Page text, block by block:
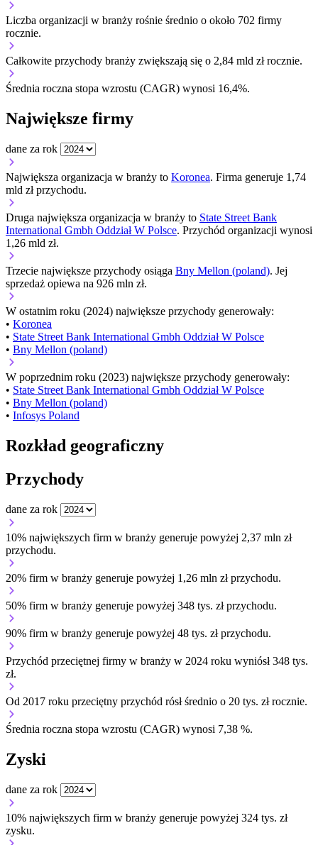
Liczba organizacji w branży rośnie średnio o około 702 firmy
rocznie.
Całkowite przychody branży zwiększają się o 2,84 mld zł rocznie.
Średnia roczna stopa wzrostu (CAGR) wynosi 16,4%.
Największe firmy
dane za rok
Największa organizacja w branży to Koronea. Firma generuje 1,74
mld zł przychodu.
Druga największa organizacja w branży to State Street Bank
International Gmbh Oddział W Polsce. Przychód organizacji wynosi
1,26 mld zł.
Trzecie największe przychody osiąga Bny Mellon (poland). Jej
sprzedaż opiewa na 926 mln zł.
W ostatnim roku (2024) największe przychody generowały:
• Koronea
• State Street Bank International Gmbh Oddział W Polsce
• Bny Mellon (poland)
W poprzednim roku (2023) największe przychody generowały:
• State Street Bank International Gmbh Oddział W Polsce
• Bny Mellon (poland)
• Infosys Poland
Rozkład geograficzny
Przychody
dane za rok
10% największych firm w branży generuje powyżej 2,37 mln zł
przychodu.
20% firm w branży generuje powyżej 1,26 mln zł przychodu.
50% firm w branży generuje powyżej 348 tys. zł przychodu.
90% firm w branży generuje powyżej 48 tys. zł przychodu.
Przychód przeciętnej firmy w branży w 2024 roku wyniósł 348 tys.
zł.
Od 2017 roku przeciętny przychód rósł średnio o 20 tys. zł rocznie.
Średnia roczna stopa wzrostu (CAGR) wynosi 7,38 %.
Zyski
dane za rok
10% największych firm w branży generuje powyżej 324 tys. zł
zysku.